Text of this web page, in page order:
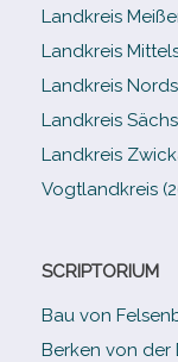
Landkreis
Landkreis
Landkreis
Landkreis
Landkreis
Vogtlandkreis
SCRIPTORIUM
Bau von
Berken von der